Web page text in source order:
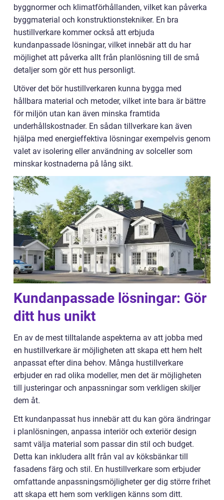
byggnormer och klimatförhållanden, vilket kan påverka
byggmaterial och konstruktionstekniker. En bra
hustillverkare kommer också att erbjuda
kundanpassade lösningar, vilket innebär att du har
möjlighet att påverka allt från planlösning till de små
detaljer som gör ett hus personligt.
Utöver det bör hustillverkaren kunna bygga med
hållbara material och metoder, vilket inte bara är bättre
för miljön utan kan även minska framtida
underhållskostnader. En sådan tillverkare kan även
hjälpa med energieffektiva lösningar exempelvis genom
valet av isolering eller användning av solceller som
minskar kostnaderna på lång sikt.
Kundanpassade lösningar: Gör
ditt hus unikt
En av de mest tilltalande aspekterna av att jobba med
en hustillverkare är möjligheten att skapa ett hem helt
anpassat efter dina behov. Många hustillverkare
erbjuder en rad olika modeller, men det är möjligheten
till justeringar och anpassningar som verkligen skiljer
dem åt.
Ett kundanpassat hus innebär att du kan göra ändringar
i planlösningen, anpassa interiör och exteriör design
samt välja material som passar din stil och budget.
Detta kan inkludera allt från val av köksbänkar till
fasadens färg och stil. En hustillverkare som erbjuder
omfattande anpassningsmöjligheter ger dig större frihet
att skapa ett hem som verkligen känns som ditt.